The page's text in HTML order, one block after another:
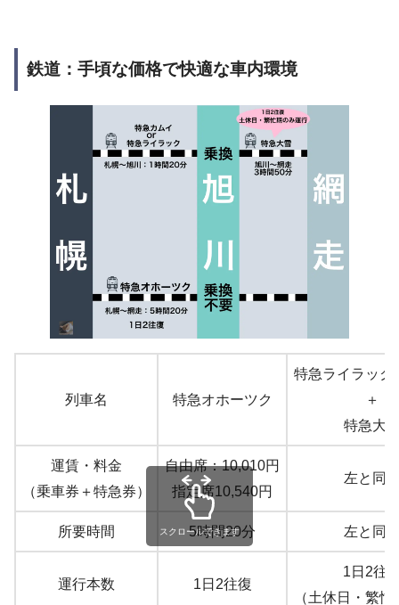
鉄道：手頃な価格で快適な車内環境
列車名 特急オホーツク
特急ライラック
＋
特急大
運賃・料金
（乗車券＋特急券）
自由席：10,010円
指定席10,540円
左と同
所要時間 5時間20分 左と同
運行本数 1日2往復
1日2往
（土休日・繁
スクロールできます